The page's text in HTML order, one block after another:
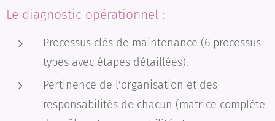
Le diagnostic opérationnel :
Processus clés de maintenance (6 processus
types avec étapes détaillées).
Pertinence de l'organisation et des
responsabilités de chacun (matrice complète